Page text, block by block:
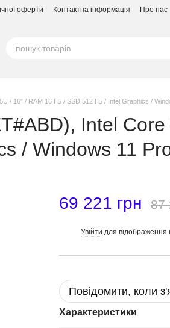
оферти Контактна інформація Про нас
/ 16″ / RAM 16 ГБ / SSD 512 ГБ / Intel Graphics /
Intel
/ Windows 11
69 221 грн 87
Увійти для відображення
Повідомити, коли
Характеристики